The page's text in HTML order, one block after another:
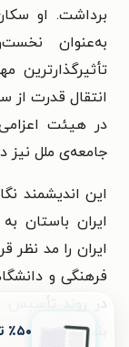
برداشت. او
به‌عنوان
انتقال قدرت از
جامعه‌ی ملل نیز
این اندیشمند
ایران باستان
ایران را مد نظر
فرهنگی و
در روند تأسیس
بنیان‌گذار و٪۵۰ تخفیف ویژۀ اولین خرید